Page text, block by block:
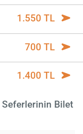
1.550 TL
700 TL
1.400 TL
Seferlerinin Bilet